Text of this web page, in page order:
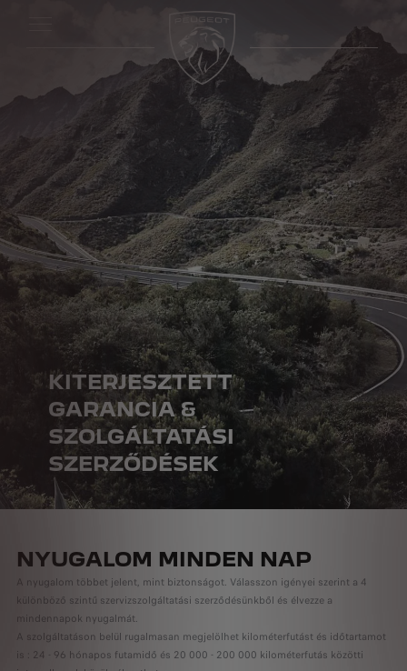
KITERJESZTETT
GARANCIA &
SZOLGÁLTATÁSI
SZERZŐDÉSEK
NYUGALOM MINDEN NAP
A nyugalom többet jelent, mint biztonságot. Válasszon igényei szerint a 4
különböző szintű szervizszolgáltatási szerződésünkből és élvezze a
mindennapok nyugalmát.
A szolgáltatáson belül rugalmasan megjelölhet kilométerfutást és időtartamot
is : 24 - 96 hónapos futamidő és 20 000 - 200 000 kilométerfutás közötti